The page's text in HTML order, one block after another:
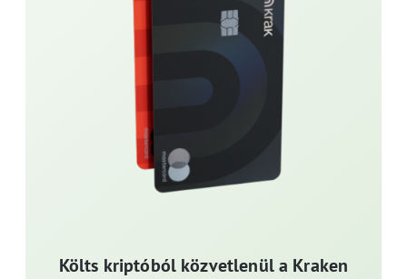
Költs kriptóból közvetlenül a Kraken